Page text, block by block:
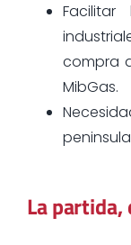
compra
MibGas.
La partida,